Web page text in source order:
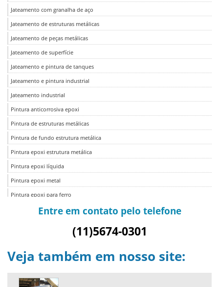
Jateamento com granalha de aço
Jateamento de estruturas metálicas
Jateamento de peças metálicas
Jateamento de superfície
Jateamento e pintura de tanques
Jateamento e pintura industrial
Jateamento industrial
Pintura anticorrosiva epoxi
Pintura de estruturas metálicas
Pintura de fundo estrutura metálica
Pintura epoxi estrutura metálica
Pintura epoxi líquida
Pintura epoxi metal
Pintura epoxi para ferro
Pintura epoxi para tanques
Pintura epoxi para tanques de petróleo
Pintura industrial
Pintura industrial com pistola
Pintura industrial líquida
Entre em contato pelo telefone
(11)5674-0301
Veja também em nosso site: